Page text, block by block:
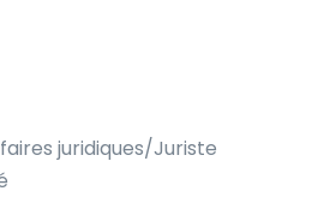
juridiques/Juriste